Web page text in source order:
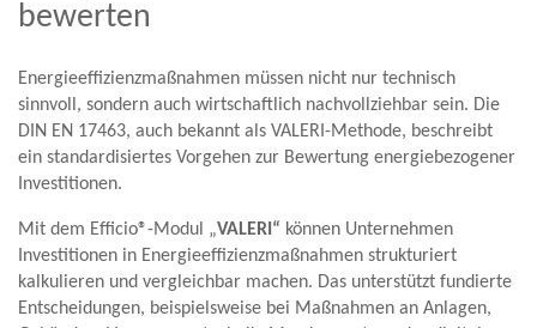
bewerten
Energieeffizienzmaßnahmen müssen nicht nur technisch
sinnvoll, sondern auch wirtschaftlich nachvollziehbar sein. Die
DIN EN 17463, auch bekannt als VALERI-Methode, beschreibt
ein standardisiertes Vorgehen zur Bewertung energiebezogener
Investitionen.
Mit dem Efficio®-Modul „VALERI“ können Unternehmen
Investitionen in Energieeffizienzmaßnahmen strukturiert
kalkulieren und vergleichbar machen. Das unterstützt fundierte
Entscheidungen, beispielsweise bei Maßnahmen an Anlagen,